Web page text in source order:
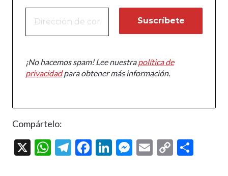
¡No hacemos spam! Lee nuestrapolítica de
privacidadpara obtener más información.
Compártelo:
X
W T
F
Li M E
C